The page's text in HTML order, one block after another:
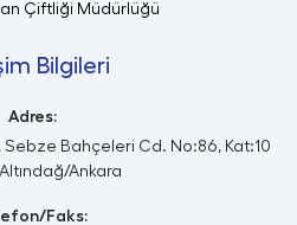
Çiftliği Müdürlüğü
Bilgileri
Adres:
Bahçeleri Cd. No:86, Kat:10
Ankara
Faks: